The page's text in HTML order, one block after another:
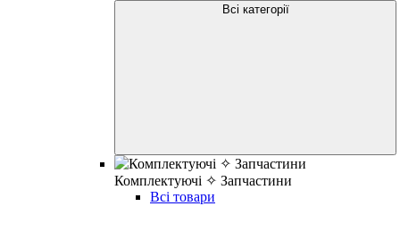
Всі категорії
Комплектуючі ✧ Запчастини
Всі товари